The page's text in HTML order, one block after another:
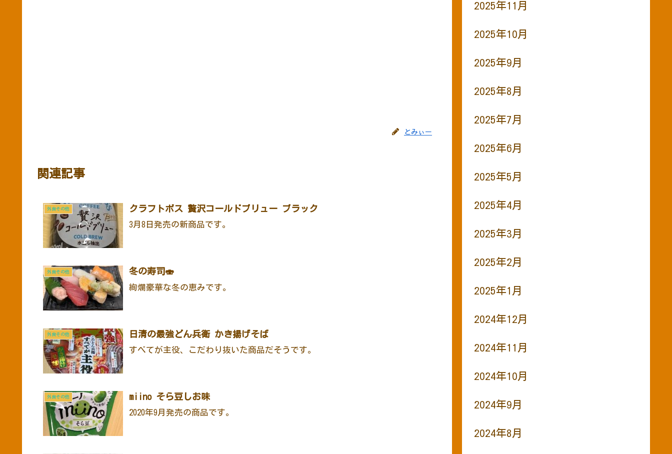
とみぃー
関連記事
外食その他 クラフトボス 贅沢コールドブリュー ブラック
3月8日発売の新商品です。
外食その他 冬の寿司🍣
絢爛豪華な冬の恵みです。
外食その他 日清の最強どん兵衛 かき揚げそば
すべてが主役、こだわり抜いた商品だそうです。
外食その他 miino そら豆しお味
2020年9月発売の商品です。
2025年11月
2025年10月
2025年9月
2025年8月
2025年7月
2025年6月
2025年5月
2025年4月
2025年3月
2025年2月
2025年1月
2024年12月
2024年11月
2024年10月
2024年9月
2024年8月